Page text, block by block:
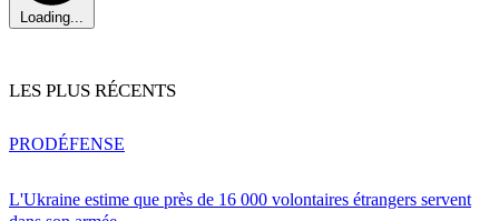
Loading...
LES PLUS RÉCENTS
L'Ukraine estime que près de 16 000 volontaires étrangers servent
PRODÉFENSE